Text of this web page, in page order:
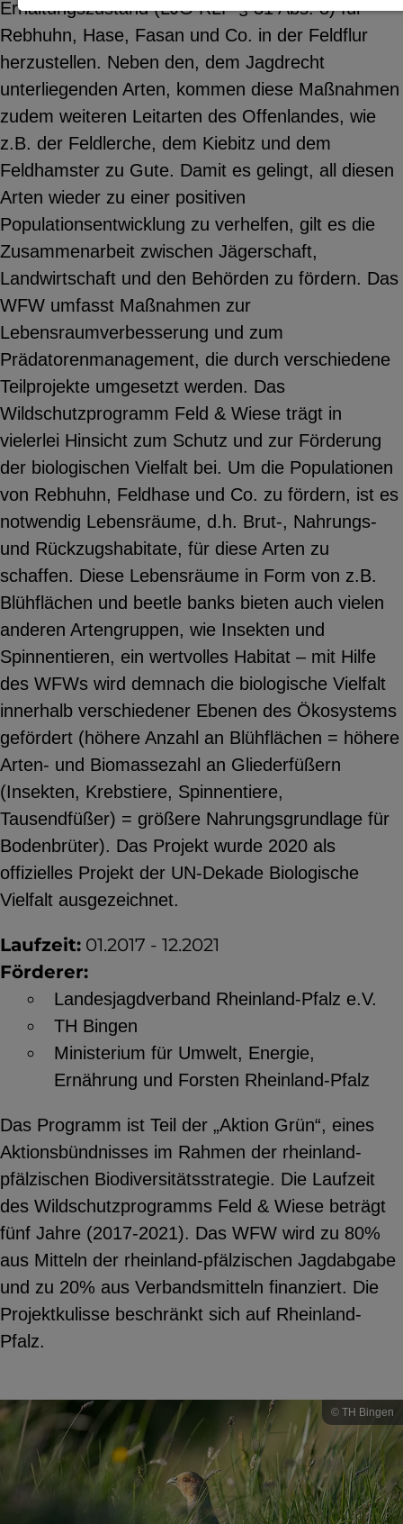
Erhaltungszustand (LJG RLP § 31 Abs. 8) für
Rebhuhn, Hase, Fasan und Co. in der Feldflur
herzustellen. Neben den, dem Jagdrecht
unterliegenden Arten, kommen diese Maßnahmen
zudem weiteren Leitarten des Offenlandes, wie
z.B. der Feldlerche, dem Kiebitz und dem
Feldhamster zu Gute. Damit es gelingt, all diesen
Arten wieder zu einer positiven
Populationsentwicklung zu verhelfen, gilt es die
Zusammenarbeit zwischen Jägerschaft,
Landwirtschaft und den Behörden zu fördern. Das
WFW umfasst Maßnahmen zur
Lebensraumverbesserung und zum
Prädatorenmanagement, die durch verschiedene
Teilprojekte umgesetzt werden. Das
Wildschutzprogramm Feld & Wiese trägt in
vielerlei Hinsicht zum Schutz und zur Förderung
der biologischen Vielfalt bei. Um die Populationen
von Rebhuhn, Feldhase und Co. zu fördern, ist es
notwendig Lebensräume, d.h. Brut-, Nahrungs-
und Rückzugshabitate, für diese Arten zu
schaffen. Diese Lebensräume in Form von z.B.
Blühflächen und beetle banks bieten auch vielen
anderen Artengruppen, wie Insekten und
Spinnentieren, ein wertvolles Habitat – mit Hilfe
des WFWs wird demnach die biologische Vielfalt
innerhalb verschiedener Ebenen des Ökosystems
gefördert (höhere Anzahl an Blühflächen = höhere
Arten- und Biomassezahl an Gliederfüßern
(Insekten, Krebstiere, Spinnentiere,
Tausendfüßer) = größere Nahrungsgrundlage für
Bodenbrüter). Das Projekt wurde 2020 als
offizielles Projekt der UN-Dekade Biologische
Vielfalt ausgezeichnet.
Laufzeit: 01.2017 - 12.2021
Förderer:
Landesjagdverband Rheinland-Pfalz e.V.
TH Bingen
Ministerium für Umwelt, Energie,
Ernährung und Forsten Rheinland-Pfalz
Das Programm ist Teil der „Aktion Grün“, eines
Aktionsbündnisses im Rahmen der rheinland-
pfälzischen Biodiversitätsstrategie. Die Laufzeit
des Wildschutzprogramms Feld & Wiese beträgt
fünf Jahre (2017-2021). Das WFW wird zu 80%
aus Mitteln der rheinland-pfälzischen Jagdabgabe
und zu 20% aus Verbandsmitteln finanziert. Die
Projektkulisse beschränkt sich auf Rheinland-
Pfalz.
© TH Bingen
Notwendige Cookies zur Session-
Verwaltung und für die generelle
Funktionalität der Seite (immer
notwendig).
EXTERNE MEDIEN
Seitenspezifische Erfassung von
Benutzerdaten durch
Drittanbieter, bspw. über das
Einbinden externer Videos,
Standortdaten oder
Stellenanzeigen.
YouTube
ChatBot